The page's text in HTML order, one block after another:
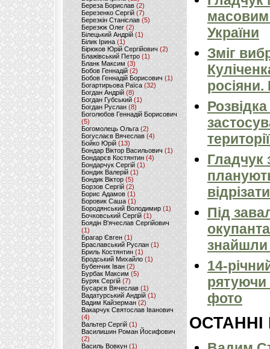
Береза Борислав(2)
Березенко Сергій (7)
Березкін Станіслав (5)
Березюк Олег(2)
Білецький Андрій (1)
Білик Ірина (1)
Бірюков Юрій Сергійович (2)
Блажівський Петро (1)
Бланк Максим(3)
Бобов Геннадій (2)
Бобов Геннадій Борисович (1)
Богартирьова Раїса (32)
Богдан Андрій(8)
Богдан Губський (1)
Богдан Руслан(8)
Боголюбов Геннадій Борисович
(5)
Богомолець Ольга (2)
Богуслаєв Вячеслав (4)
Бойко Юрій (13)
Бондар Віктор Васильович (1)
Бондарєв Костянтин (4)
Бондарчук Сергій(1)
Бондик Валерій (1)
Бондик Віктор(5)
Борзов Сергiй (2)
Борис Адамов(1)
Боровик Саша (1)
Бородянський Володимир (1)
Бочковський Сергій (1)
Боядін В'ячеслав Сергійович
(1)
Брагар Євген (1)
Браславський Руслан (1)
Бриль Костянтин (1)
Бродський Михайло (1)
Бубенчик Іван(2)
Бурбак Максим (5)
Буряк Сергій (7)
Бусарєв Вячеслав (1)
Вадатурський Андрій (1)
Вадим Кайзерман (2)
Вакарчук Святослав Іванович
(4)
Вальтер Сергій (1)
Василишин Роман Йосифович
(2)
Василь Вовкун (1)
України
Зміг
росіяни.
Гладчук
Під
знайшли
14-
рятуючи
фото
ОСТАННІ